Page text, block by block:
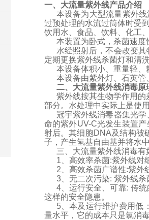
一、大流量紫外线产品介绍
本设备为大型流量紫外
过预处理的水流过筒体时受
饮用水、食品、饮料、化工
本装置为卧式，杀菌速
水经照射后，不会改变
定期更换紫外线杀菌灯和清
本设备体积小、重量轻、
本设备由紫外灯、石英管
二、大流量紫外线消毒原
紫外线按其生物学作用的
部分。水处理中实际上是使
冠宇紫外线消毒器集光
命的紫外UV-C光发生装置
射后。其细胞DNA及结构被
子，产生氢基自由基并将水
三、大流量紫外线消毒有
1 、高效率杀菌:紫外线对
2 、高效杀菌广谱性:紫外
3、无二次污染: 紫外线杀
4、运行安全、可靠: 传统
这样的安全隐患。
5、本及运行维护费用低
量水平，它的成本只是氯消